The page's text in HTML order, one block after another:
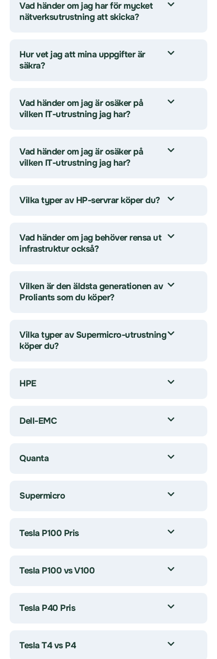
Vad händer om jag har för mycket
nätverksutrustning att skicka?
Hur vet jag att mina uppgifter är
säkra?
Vad händer om jag är osäker på
vilken IT-utrustning jag har?
Vad händer om jag är osäker på
vilken IT-utrustning jag har?
Vilka typer av HP-servrar köper du?
Vad händer om jag behöver rensa ut
infrastruktur också?
Vilken är den äldsta generationen av
Proliants som du köper?
Vilka typer av Supermicro-utrustning
köper du?
HPE
Dell-EMC
Quanta
Supermicro
Tesla P100 Pris
Tesla P100 vs V100
Tesla P40 Pris
Tesla T4 vs P4